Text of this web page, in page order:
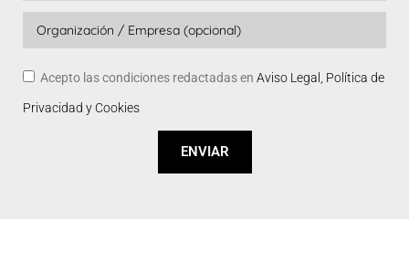
Acepto las condiciones redactadas en Aviso Legal, Política de
Privacidad y Cookies
ENVIAR